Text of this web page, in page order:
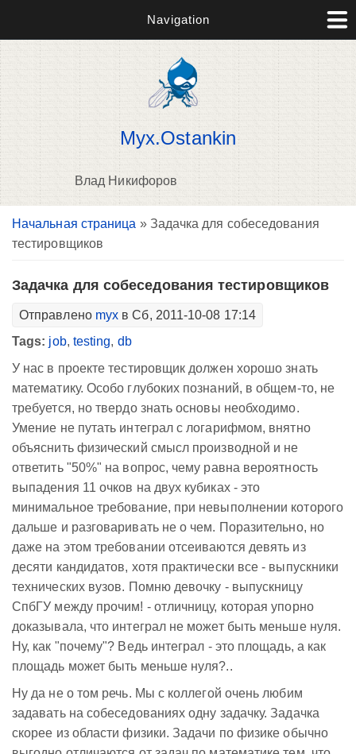
Navigation
Myx.Ostankin
Влад Никифоров
Вы здесь
Начальная страница » Задачка для собеседования
тестировщиков
Задачка для собеседования тестировщиков
Отправлено myx в Сб, 2011-10-08 17:14
Tags: job, testing, db
У нас в проекте тестировщик должен хорошо знать
математику. Особо глубоких познаний, в общем-то, не
требуется, но твердо знать основы необходимо.
Умение не путать интеграл с логарифмом, внятно
объяснить физический смысл производной и не
ответить "50%" на вопрос, чему равна вероятность
выпадения 11 очков на двух кубиках - это
минимальное требование, при невыполнении которого
дальше и разговаривать не о чем. Поразительно, но
даже на этом требовании отсеиваются девять из
десяти кандидатов, хотя практически все - выпускники
технических вузов. Помню девочку - выпускницу
СпбГУ между прочим! - отличницу, которая упорно
доказывала, что интеграл не может быть меньше нуля.
Ну, как "почему"? Ведь интеграл - это площадь, а как
площадь может быть меньше нуля?..
Ну да не о том речь. Мы с коллегой очень любим
задавать на собеседованиях одну задачку. Задачка
скорее из области физики. Задачи по физике обычно